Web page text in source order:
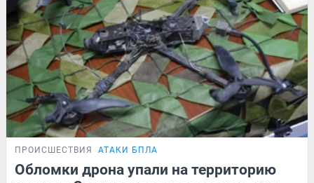
ПРОИСШЕСТВИЯ АТАКИ БПЛА
Обломки дрона упали на территорию